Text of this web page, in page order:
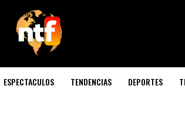
ESPECTACULOS TENDENCIAS DEPORTES